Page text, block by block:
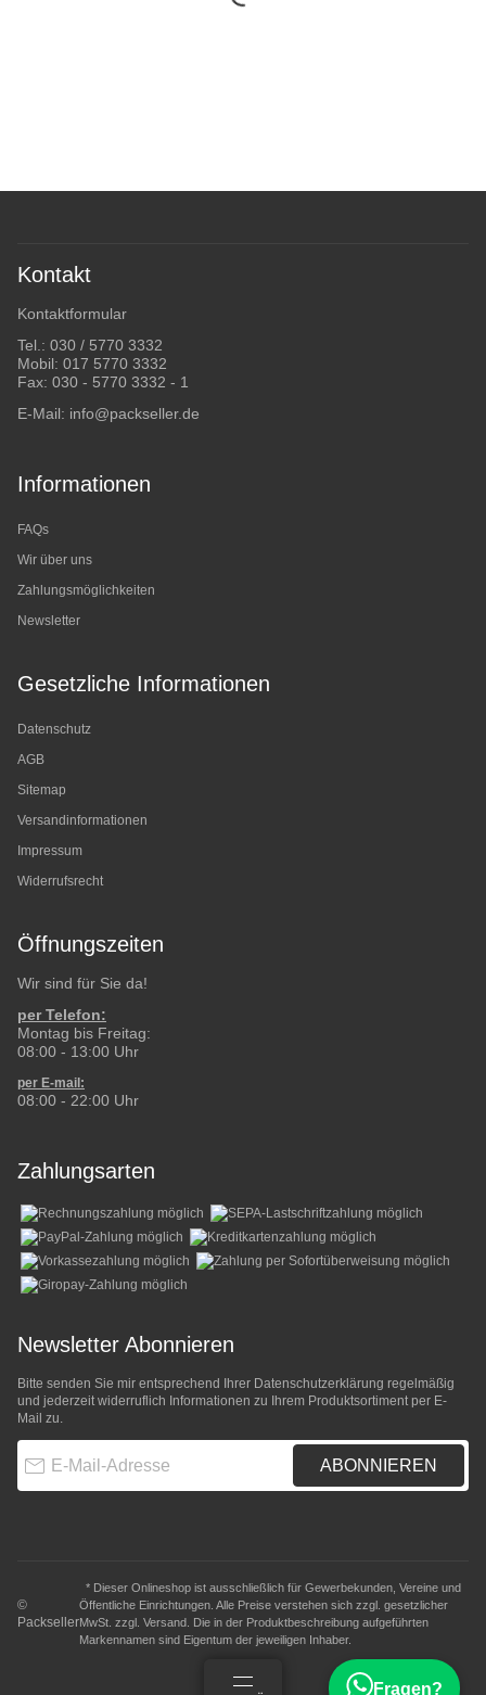
Kontakt
Kontaktformular
Tel.: 030 / 5770 3332
Mobil: 017 5770 3332
Fax: 030 - 5770 3332 - 1
E-Mail: info@packseller.de
Informationen
FAQs
Wir über uns
Zahlungsmöglichkeiten
Newsletter
Gesetzliche Informationen
Datenschutz
AGB
Sitemap
Versandinformationen
Impressum
Widerrufsrecht
Öffnungszeiten
Wir sind für Sie da!
per Telefon:
Montag bis Freitag:
08:00 - 13:00 Uhr
per E-mail:
08:00 - 22:00 Uhr
Zahlungsarten
Newsletter Abonnieren
Bitte senden Sie mir entsprechend Ihrer Datenschutzerklärung regelmäßig
und jederzeit widerruflich Informationen zu Ihrem Produktsortiment per E-
Mail zu.
ABONNIEREN
©
Packseller
* Dieser Onlineshop ist ausschließlich für Gewerbekunden, Vereine und
Öffentliche Einrichtungen. Alle Preise verstehen sich zzgl. gesetzlicher
MwSt. zzgl. Versand . Die in der Produktbeschreibung aufgeführten
Markennamen sind Eigentum der jeweiligen Inhaber.
Fragen?